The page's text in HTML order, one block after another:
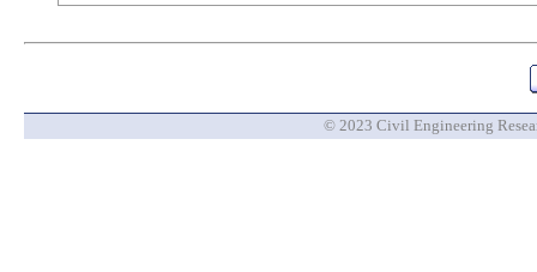
© 2023 Civil Engineering